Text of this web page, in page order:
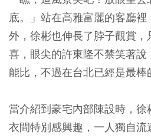
底。」站在高雅富麗的客廳
外，徐彬也伸長了脖子觀賞
喜，眼尖的許東隆不禁笑著
能比，不過在台北已經是最棒
當介紹到豪宅內部陳設時，
衣間特別感興趣，一人獨自